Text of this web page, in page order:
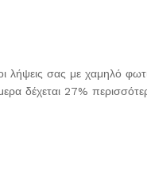
σας με χαμηλό
δέχεται 27%